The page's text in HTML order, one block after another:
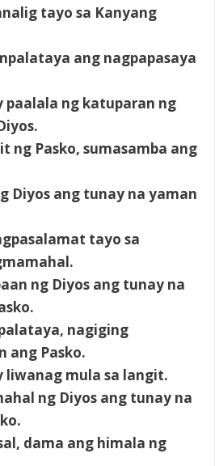
tayo sa Kanyang
ang nagpapasaya
paalala ng katuparan ng
ng Pasko, sumasamba ang
Diyos ang tunay na yaman
tayo sa
ng Diyos ang tunay na
nagiging
ang Pasko.
liwanag mula sa langit.
ng Diyos ang tunay na
dama ang himala ng